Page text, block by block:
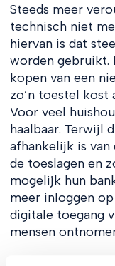
Steeds meer
technisch niet
hiervan is dat
worden gebruikt.
kopen van een
zo’n toestel kost
Voor veel
haalbaar. Terwijl
afhankelijk is
de toeslagen en
mogelijk hun
meer inloggen
digitale toegang
mensen